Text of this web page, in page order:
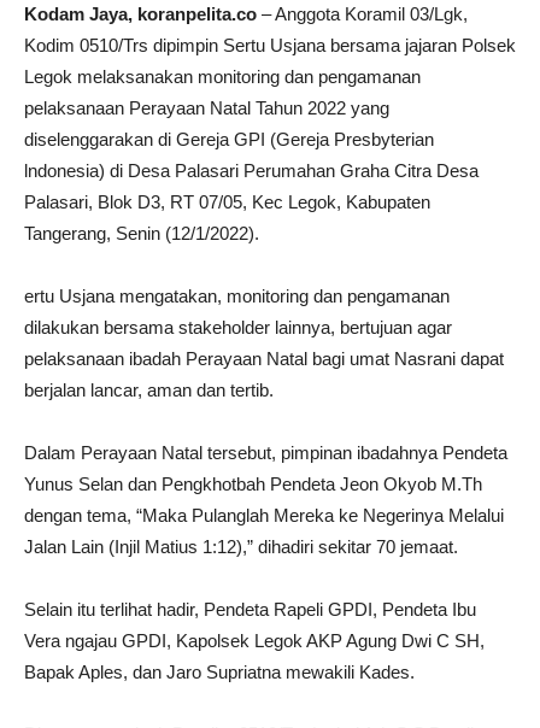
Kodam Jaya, koranpelita.co – Anggota Koramil 03/Lgk,
Kodim 0510/Trs dipimpin Sertu Usjana bersama jajaran Polsek
Legok melaksanakan monitoring dan pengamanan
pelaksanaan Perayaan Natal Tahun 2022 yang
diselenggarakan di Gereja GPI (Gereja Presbyterian
lndonesia) di Desa Palasari Perumahan Graha Citra Desa
Palasari, Blok D3, RT 07/05, Kec Legok, Kabupaten
Tangerang, Senin (12/1/2022).
ertu Usjana mengatakan, monitoring dan pengamanan
dilakukan bersama stakeholder lainnya, bertujuan agar
pelaksanaan ibadah Perayaan Natal bagi umat Nasrani dapat
berjalan lancar, aman dan tertib.
Dalam Perayaan Natal tersebut, pimpinan ibadahnya Pendeta
Yunus Selan dan Pengkhotbah Pendeta Jeon Okyob M.Th
dengan tema, “Maka Pulanglah Mereka ke Negerinya Melalui
Jalan Lain (Injil Matius 1:12),” dihadiri sekitar 70 jemaat.
Selain itu terlihat hadir, Pendeta Rapeli GPDI, Pendeta Ibu
Vera ngajau GPDI, Kapolsek Legok AKP Agung Dwi C SH,
Bapak Aples, dan Jaro Supriatna mewakili Kades.